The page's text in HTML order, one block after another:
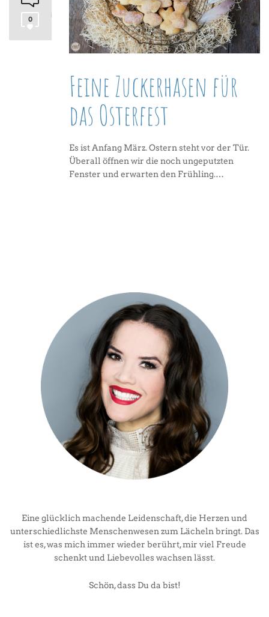
0
Feine Zuckerhasen für
das Osterfest
Es ist Anfang März. Ostern steht vor der Tür.
Überall öffnen wir die noch ungeputzten
Fenster und erwarten den Frühling.…
Eine glücklich machende Leidenschaft, die Herzen und
unterschiedlichste Menschenwesen zum Lächeln bringt. Das
ist es, was mich immer wieder berührt, mir viel Freude
schenkt und Liebevolles wachsen lässt.
Schön, dass Du da bist!